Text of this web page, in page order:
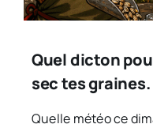
Quel dicton
sec tes graines.
Quelle météo ce